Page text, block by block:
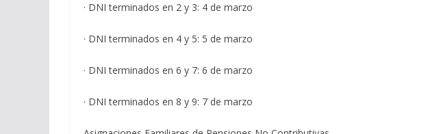
· DNI terminados en 2 y 3: 4 de marzo
· DNI terminados en 4 y 5: 5 de marzo
· DNI terminados en 6 y 7: 6 de marzo
· DNI terminados en 8 y 9: 7 de marzo